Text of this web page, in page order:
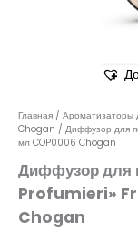
Главная /
Chogan / Диффузор для
мл COP0006 Chogan
Диффузор
Profumieri»
Chogan